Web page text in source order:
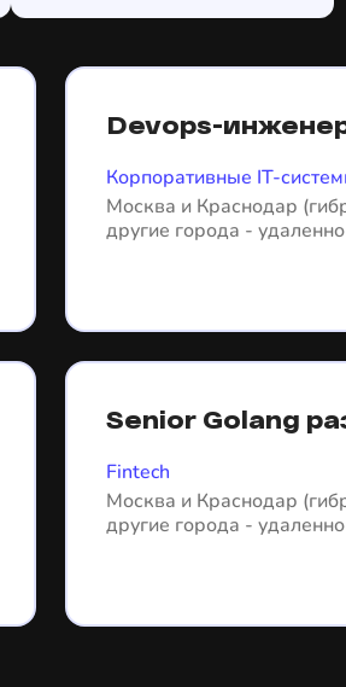
Devops-
Корпоративные IT-
Москва и Краснодар
другие города - удаленно
Senior Golang
Fintech
Москва и Краснодар
другие города - удаленно